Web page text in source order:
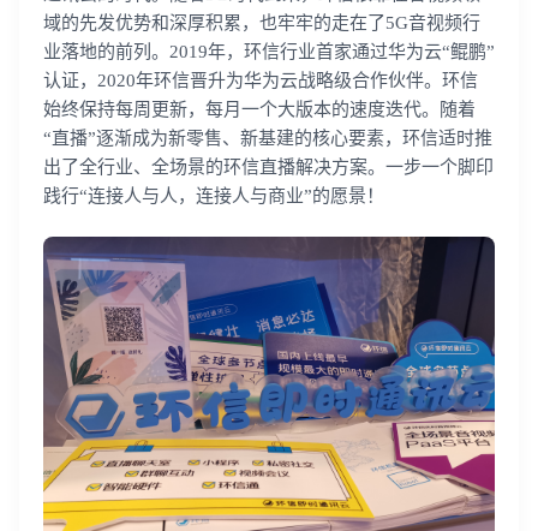
域的先发优势和深厚积累，也牢牢的走在了5G音视频行
业落地的前列。2019年，环信行业首家通过华为云“鲲鹏”
认证，2020年环信晋升为华为云战略级合作伙伴。环信
始终保持每周更新，每月一个大版本的速度迭代。随着
“直播”逐渐成为新零售、新基建的核心要素，环信适时推
出了全行业、全场景的环信直播解决方案。一步一个脚印
践行“连接人与人，连接人与商业”的愿景！